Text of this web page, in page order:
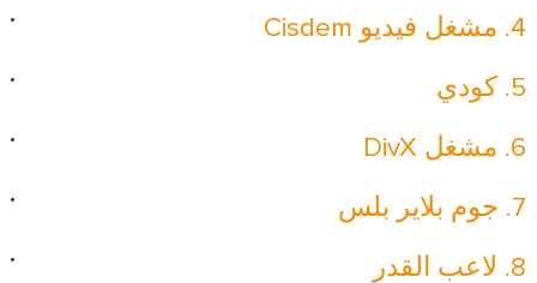
4. مشغل فيديو Cisdem
5. كودي
6. مشغل DivX
7. جوم بلاير بلس
8. لاعب القدر